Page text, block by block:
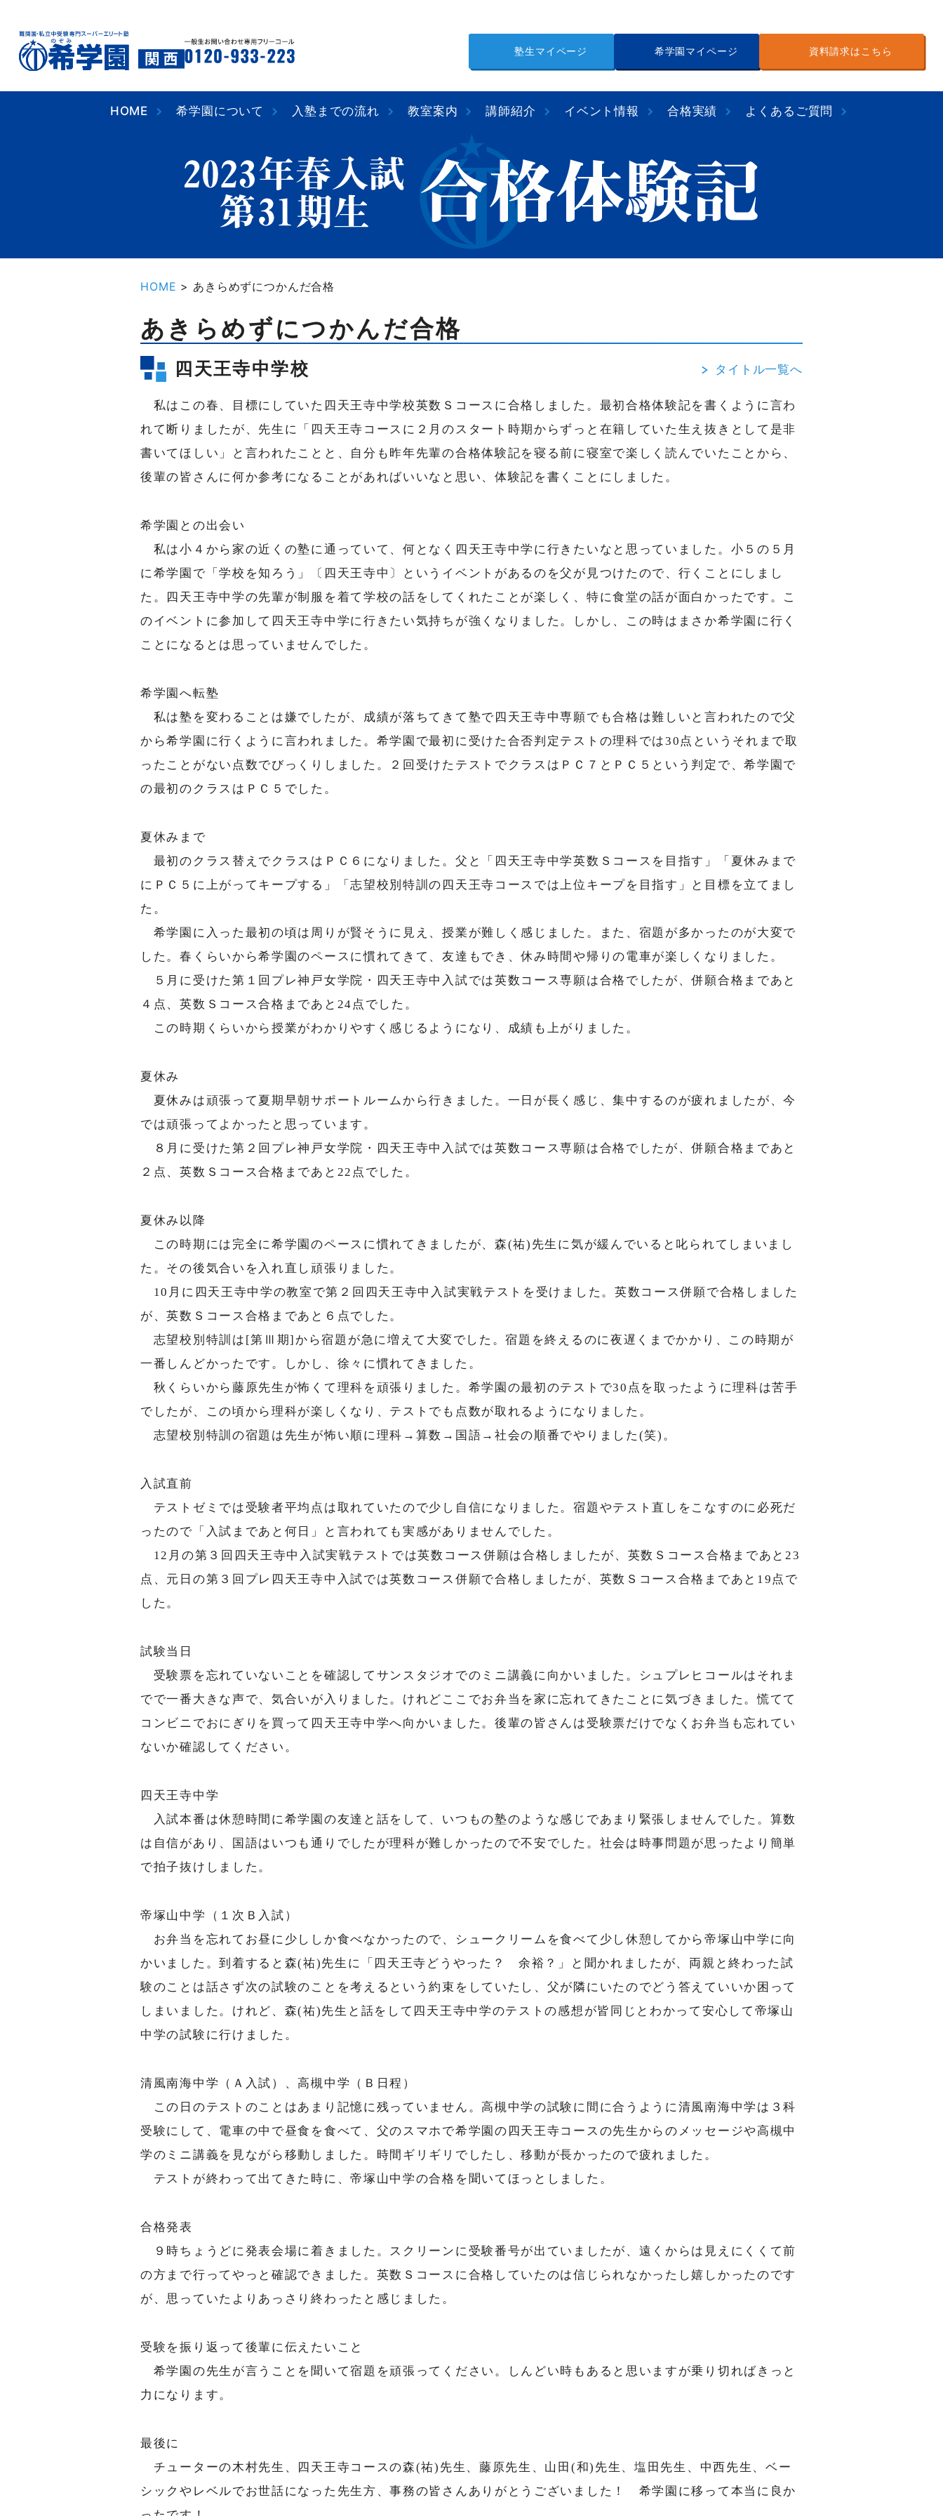
塾生マイページ 希学園マイページ 資料請求はこちら
HOME 希学園について 入塾までの流れ 教室案内 講師紹介 イベント情報 合格実績 よくあるご質問
HOME > あきらめずにつかんだ合格
あきらめずにつかんだ合格
四天王寺中学校 タイトル一覧へ
私はこの春、目標にしていた四天王寺中学校英数Ｓコースに合格しました。最初合格体験記を書くように言わ
れて断りましたが、先生に「四天王寺コースに２月のスタート時期からずっと在籍していた生え抜きとして是非
書いてほしい」と言われたことと、自分も昨年先輩の合格体験記を寝る前に寝室で楽しく読んでいたことから、
後輩の皆さんに何か参考になることがあればいいなと思い、体験記を書くことにしました。
希学園との出会い
私は小４から家の近くの塾に通っていて、何となく四天王寺中学に行きたいなと思っていました。小５の５月
に希学園で「学校を知ろう」〔四天王寺中〕というイベントがあるのを父が見つけたので、行くことにしまし
た。四天王寺中学の先輩が制服を着て学校の話をしてくれたことが楽しく、特に食堂の話が面白かったです。こ
のイベントに参加して四天王寺中学に行きたい気持ちが強くなりました。しかし、この時はまさか希学園に行く
ことになるとは思っていませんでした。
希学園へ転塾
私は塾を変わることは嫌でしたが、成績が落ちてきて塾で四天王寺中専願でも合格は難しいと言われたので父
から希学園に行くように言われました。希学園で最初に受けた合否判定テストの理科では30点というそれまで取
ったことがない点数でびっくりしました。２回受けたテストでクラスはＰＣ７とＰＣ５という判定で、希学園で
の最初のクラスはＰＣ５でした。
夏休みまで
最初のクラス替えでクラスはＰＣ６になりました。父と「四天王寺中学英数Ｓコースを目指す」「夏休みまで
にＰＣ５に上がってキープする」「志望校別特訓の四天王寺コースでは上位キープを目指す」と目標を立てまし
た。
希学園に入った最初の頃は周りが賢そうに見え、授業が難しく感じました。また、宿題が多かったのが大変で
した。春くらいから希学園のペースに慣れてきて、友達もでき、休み時間や帰りの電車が楽しくなりました。
５月に受けた第１回プレ神戸女学院・四天王寺中入試では英数コース専願は合格でしたが、併願合格まであと
４点、英数Ｓコース合格まであと24点でした。
この時期くらいから授業がわかりやすく感じるようになり、成績も上がりました。
夏休み
夏休みは頑張って夏期早朝サポートルームから行きました。一日が長く感じ、集中するのが疲れましたが、今
では頑張ってよかったと思っています。
８月に受けた第２回プレ神戸女学院・四天王寺中入試では英数コース専願は合格でしたが、併願合格まであと
２点、英数Ｓコース合格まであと22点でした。
夏休み以降
この時期には完全に希学園のペースに慣れてきましたが、森(祐)先生に気が緩んでいると叱られてしまいまし
た。その後気合いを入れ直し頑張りました。
10月に四天王寺中学の教室で第２回四天王寺中入試実戦テストを受けました。英数コース併願で合格しました
が、英数Ｓコース合格まであと６点でした。
志望校別特訓は[第Ⅲ期]から宿題が急に増えて大変でした。宿題を終えるのに夜遅くまでかかり、この時期が
一番しんどかったです。しかし、徐々に慣れてきました。
秋くらいから藤原先生が怖くて理科を頑張りました。希学園の最初のテストで30点を取ったように理科は苦手
でしたが、この頃から理科が楽しくなり、テストでも点数が取れるようになりました。
志望校別特訓の宿題は先生が怖い順に理科→算数→国語→社会の順番でやりました(笑)。
入試直前
テストゼミでは受験者平均点は取れていたので少し自信になりました。宿題やテスト直しをこなすのに必死だ
ったので「入試まであと何日」と言われても実感がありませんでした。
12月の第３回四天王寺中入試実戦テストでは英数コース併願は合格しましたが、英数Ｓコース合格まであと23
点、元日の第３回プレ四天王寺中入試では英数コース併願で合格しましたが、英数Ｓコース合格まであと19点で
した。
試験当日
受験票を忘れていないことを確認してサンスタジオでのミニ講義に向かいました。シュプレヒコールはそれま
でで一番大きな声で、気合いが入りました。けれどここでお弁当を家に忘れてきたことに気づきました。慌てて
コンビニでおにぎりを買って四天王寺中学へ向かいました。後輩の皆さんは受験票だけでなくお弁当も忘れてい
ないか確認してください。
四天王寺中学
入試本番は休憩時間に希学園の友達と話をして、いつもの塾のような感じであまり緊張しませんでした。算数
は自信があり、国語はいつも通りでしたが理科が難しかったので不安でした。社会は時事問題が思ったより簡単
で拍子抜けしました。
帝塚山中学（１次Ｂ入試）
お弁当を忘れてお昼に少ししか食べなかったので、シュークリームを食べて少し休憩してから帝塚山中学に向
かいました。到着すると森(祐)先生に「四天王寺どうやった？ 余裕？」と聞かれましたが、両親と終わった試
験のことは話さず次の試験のことを考えるという約束をしていたし、父が隣にいたのでどう答えていいか困って
しまいました。けれど、森(祐)先生と話をして四天王寺中学のテストの感想が皆同じとわかって安心して帝塚山
中学の試験に行けました。
清風南海中学（Ａ入試）、高槻中学（Ｂ日程）
この日のテストのことはあまり記憶に残っていません。高槻中学の試験に間に合うように清風南海中学は３科
受験にして、電車の中で昼食を食べて、父のスマホで希学園の四天王寺コースの先生からのメッセージや高槻中
学のミニ講義を見ながら移動しました。時間ギリギリでしたし、移動が長かったので疲れました。
テストが終わって出てきた時に、帝塚山中学の合格を聞いてほっとしました。
合格発表
９時ちょうどに発表会場に着きました。スクリーンに受験番号が出ていましたが、遠くからは見えにくくて前
の方まで行ってやっと確認できました。英数Ｓコースに合格していたのは信じられなかったし嬉しかったのです
が、思っていたよりあっさり終わったと感じました。
受験を振り返って後輩に伝えたいこと
希学園の先生が言うことを聞いて宿題を頑張ってください。しんどい時もあると思いますが乗り切ればきっと
力になります。
最後に
チューターの木村先生、四天王寺コースの森(祐)先生、藤原先生、山田(和)先生、塩田先生、中西先生、ベー
シックやレベルでお世話になった先生方、事務の皆さんありがとうございました！ 希学園に移って本当に良か